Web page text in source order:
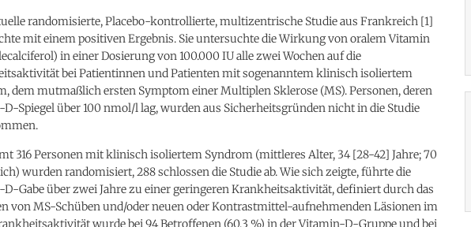
randomisierte, Placebo-kontrollierte, multizentrische Studie aus Frankreich [1]
mit einem positiven Ergebnis. Sie untersuchte die Wirkung von oralem Vitamin
in einer Dosierung von 100.000 IU alle zwei Wochen auf die
bei Patientinnen und Patienten mit sogenanntem klinisch isoliertem
dem mutmaßlich ersten Symptom einer Multiplen Sklerose (MS). Personen, deren
Spiegel über 100 nmol/l lag, wurden aus Sicherheitsgründen nicht in die Studie
316 Personen mit klinisch isoliertem Syndrom (mittleres Alter, 34 [28-42] Jahre; 70
wurden randomisiert, 288 schlossen die Studie ab. Wie sich zeigte, führte die
Gabe über zwei Jahre zu einer geringeren Krankheitsaktivität, definiert durch das
von MS-Schüben und/oder neuen oder Kontrastmittel-aufnehmenden Läsionen im
wurde bei 94 Betroffenen (60,3 %) in der Vitamin-D-Gruppe und bei